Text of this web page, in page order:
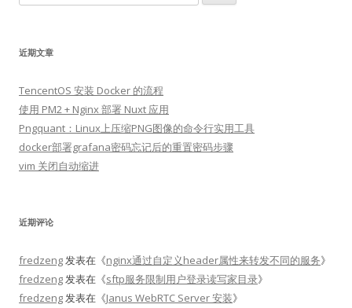
索：
近期文章
TencentOS 安装 Docker 的流程
使用 PM2 + Nginx 部署 Nuxt 应用
Pngquant：Linux上压缩PNG图像的命令行实用工具
docker部署grafana密码忘记后的重置密码步骤
vim 关闭自动缩进
近期评论
fredzeng发表在《nginx通过自定义header属性来转发不同的服务》
fredzeng发表在《sftp服务限制用户登录读写家目录》
fredzeng发表在《Janus WebRTC Server 安装》